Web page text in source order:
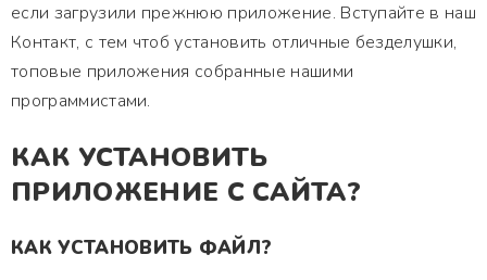
если загрузили прежнюю приложение. Вступайте в наш
Контакт, с тем чтоб установить отличные безделушки,
топовые приложения собранные нашими
программистами.
КАК УСТАНОВИТЬ
ПРИЛОЖЕНИЕ С САЙТА?
КАК УСТАНОВИТЬ ФАЙЛ?